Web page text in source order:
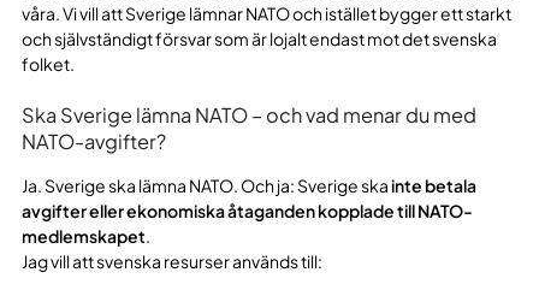
våra. Vi vill att Sverige lämnar NATO och istället bygger ett starkt
och självständigt försvar som är lojalt endast mot det svenska
folket.
Ska Sverige lämna NATO – och vad menar du med
NATO-avgifter?
Ja. Sverige ska lämna NATO. Och ja: Sverige ska inte betala
avgifter eller ekonomiska åtaganden kopplade till NATO-
medlemskapet.
Jag vill att svenska resurser används till: